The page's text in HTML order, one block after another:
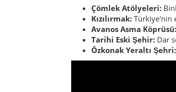
Çömlek Atölyeleri:
Kızılırmak: Türkiye'nin
Avanos Asma Köprüsü:
Tarihi Eski Şehir: Dar
Özkonak Yeraltı Şehri: